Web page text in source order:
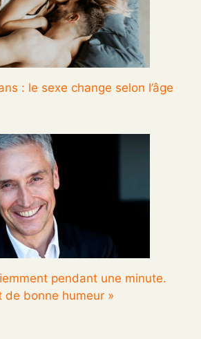
: le sexe change selon l’âge
pendant une minute.
de bonne humeur »